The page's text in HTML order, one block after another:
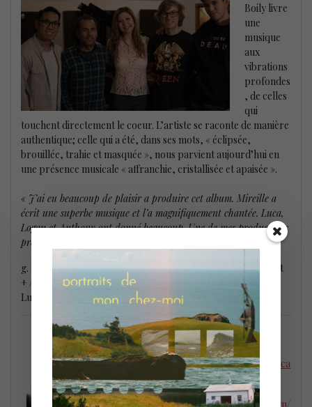
Boily livre
une
musique
aux
vibrations
profondes
, de celles
qui
touchent directement le coeur. L’artiste se raconte de manière
authentique; celle qui a été, dans ses mots, « éclipsée,
brouillée, trahie et masquée », nous parvient aujourd’hui en
une présence musicale « affranchie, cristallisée et apaisée ».
« J’ai eu beaucoup de plaisir a produire cet album. Mireille a
écrit une superbe musique et l’a magnifiquement chantée. Luca,
Logan et Anthony ont donné beaucoup. Une de mes productions
préférées ».
g. a d. – Anthony Fung : batterie / David Binney : saxophone et
+ / Mireille Boily : voix, compositions / Logan Kane : basse /
Luca Mendoza : piano
Vinyles (et autres)
disponibles sur :
www.mireilleboily.ca
/
www.facebook.com/